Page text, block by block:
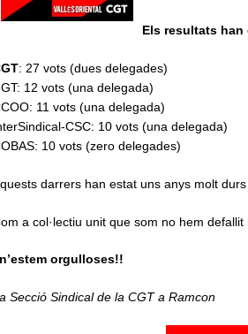
Els resultats
: 27 vots (dues delegades)
12 vots (una delegada)
11 vots (una delegada)
CSC: 10 vots (una delegada)
10 vots (zero delegades)
darrers han estat uns anys molt
a col·lectiu unit que som no hem
orgulloses!!
Secció Sindical de la CGT a Ramcon